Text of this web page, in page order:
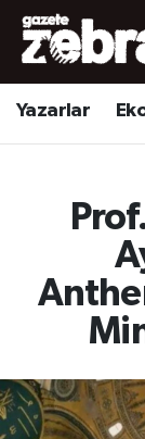
Yazarlar
Yazarlar
Ekonomi
Spor
Nöbetçi
Hava
Süper
Tüm
Haber